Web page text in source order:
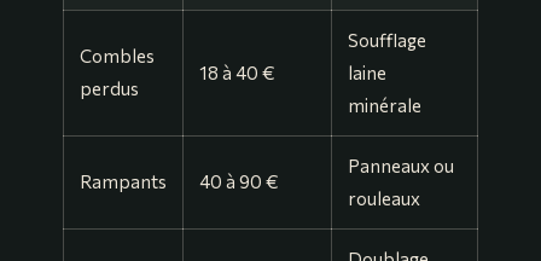
Combles
perdus
18 à 40 €
Soufflage
laine
minérale
Rampants 40 à 90 €
Panneaux ou
rouleaux